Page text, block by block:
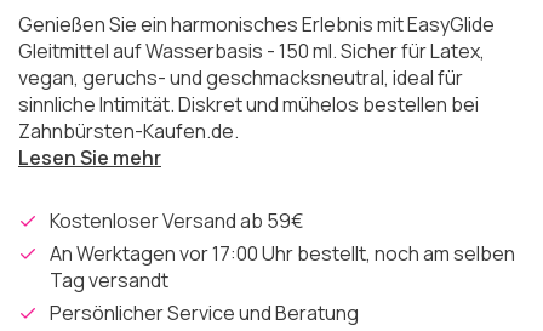
Genießen Sie ein harmonisches Erlebnis mit EasyGlide
Gleitmittel auf Wasserbasis - 150 ml. Sicher für Latex,
vegan, geruchs- und geschmacksneutral, ideal für
sinnliche Intimität. Diskret und mühelos bestellen bei
Zahnbürsten-Kaufen.de.
Lesen Sie mehr
Kostenloser Versand ab 59€
An Werktagen vor 17:00 Uhr bestellt, noch am selben
Tag versandt
Persönlicher Service und Beratung